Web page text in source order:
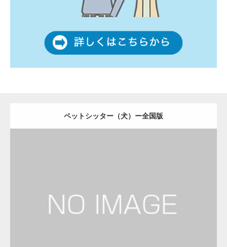
ペットシッター（犬）ー全国版
Detail Visit